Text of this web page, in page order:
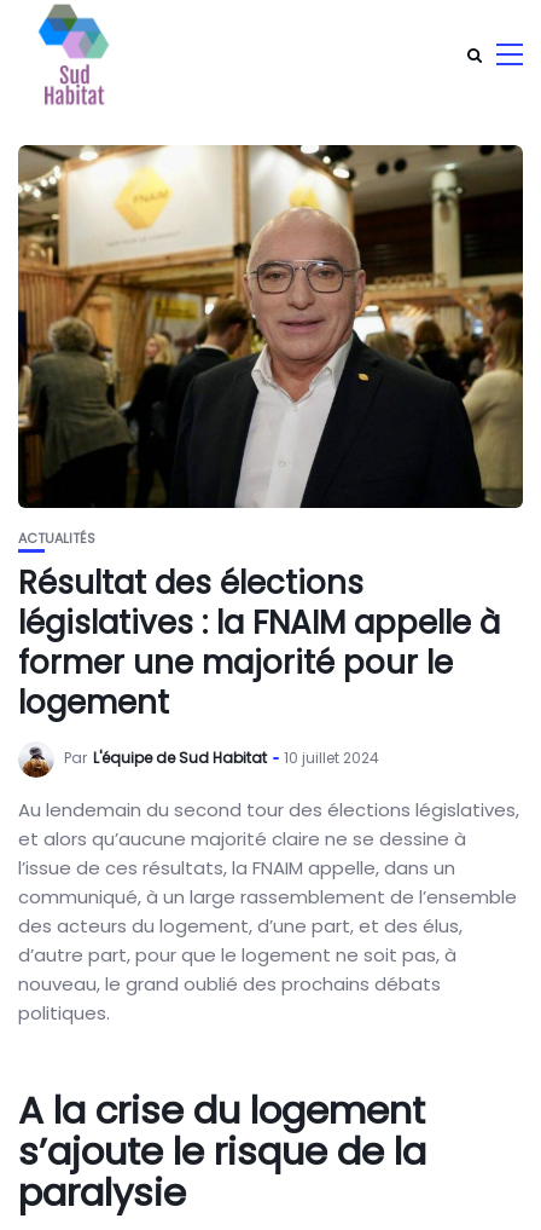
ACTUALITÉS
Résultat des élections
législatives : la FNAIM appelle à
former une majorité pour le
logement
Par L'équipe de Sud Habitat 10 juillet 2024
Au lendemain du second tour des élections législatives,
et alors qu’aucune majorité claire ne se dessine à
l’issue de ces résultats, la FNAIM appelle, dans un
communiqué, à un large rassemblement de l’ensemble
des acteurs du logement, d’une part, et des élus,
d’autre part, pour que le logement ne soit pas, à
nouveau, le grand oublié des prochains débats
politiques.
A la crise du logement
s’ajoute le risque de la
paralysie